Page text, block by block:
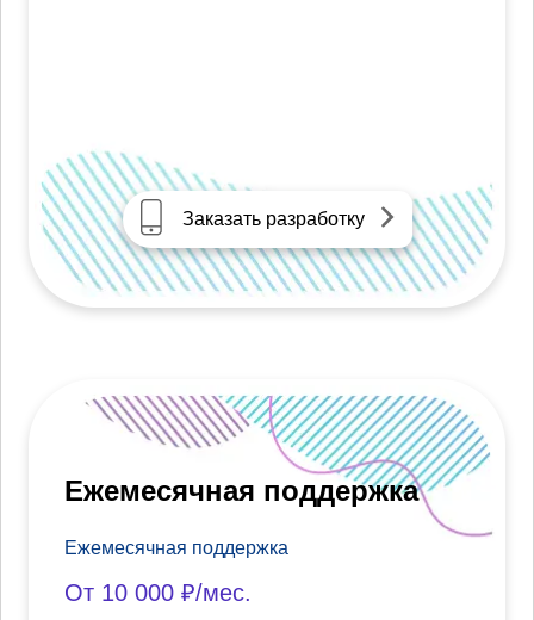
Заказать разработку
Ежемесячная поддержка
Ежемесячная поддержка
От 10 000 ₽/мес.